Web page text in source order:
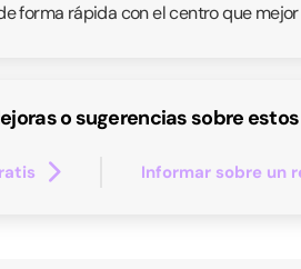
forma rápida con el centro que
o sugerencias sobre
Informar sobre un